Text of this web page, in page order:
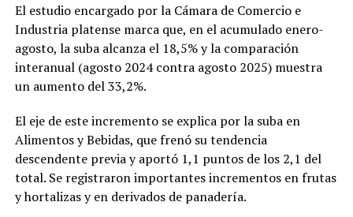
El estudio encargado por la Cámara de Comercio e
Industria platense marca que, en el acumulado enero-
agosto, la suba alcanza el 18,5% y la comparación
interanual (agosto 2024 contra agosto 2025) muestra
un aumento del 33,2%.
El eje de este incremento se explica por la suba en
Alimentos y Bebidas, que frenó su tendencia
descendente previa y aportó 1,1 puntos de los 2,1 del
total. Se registraron importantes incrementos en frutas
y hortalizas y en derivados de panadería.